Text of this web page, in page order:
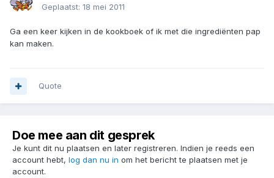
Geplaatst: 18 mei 2011
Ga een keer kijken in de kookboek of ik met die ingrediënten pap
kan maken.
Quote
Doe mee aan dit gesprek
Je kunt dit nu plaatsen en later registreren. Indien je reeds een
account hebt, log dan nu in om het bericht te plaatsen met je
account.